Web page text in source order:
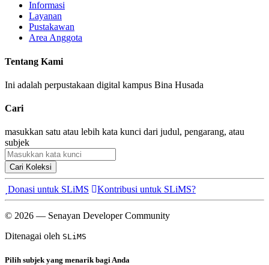
Informasi
Layanan
Pustakawan
Area Anggota
Tentang Kami
Ini adalah perpustakaan digital kampus Bina Husada
Cari
masukkan satu atau lebih kata kunci dari judul, pengarang, atau
subjek
Cari Koleksi
Donasi untuk SLiMS Kontribusi untuk SLiMS?
© 2026 — Senayan Developer Community
Ditenagai oleh SLiMS
Pilih subjek yang menarik bagi Anda